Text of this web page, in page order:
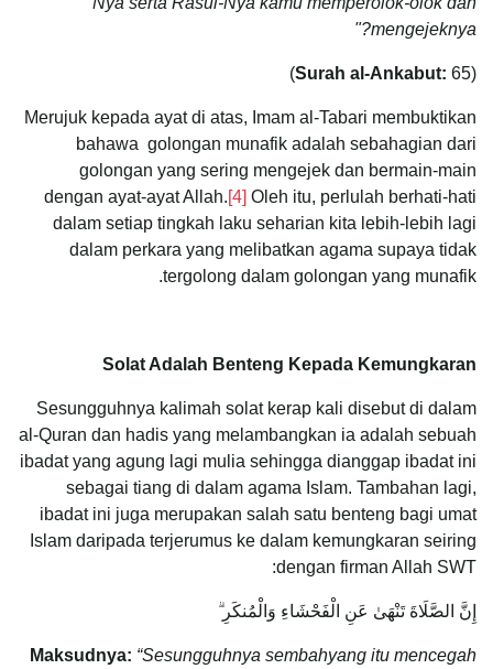
mengejeknya?"
(
Surah al-Ankabut: 65)
Merujuk kepada ayat di atas, Imam al-Tabari membuktikan
bahawa golongan munafik adalah sebahagian dari
golongan yang sering mengejek dan bermain-main
dengan ayat-ayat Allah.[4] Oleh itu, perlulah berhati-hati
dalam setiap tingkah laku seharian kita lebih-lebih lagi
dalam perkara yang melibatkan agama supaya tidak
tergolong dalam golongan yang munafik.
Solat Adalah Benteng Kepada Kemungkaran
Sesungguhnya kalimah solat kerap kali disebut di dalam
al-Quran dan hadis yang melambangkan ia adalah sebuah
ibadat yang agung lagi mulia sehingga dianggap ibadat ini
sebagai tiang di dalam agama Islam. Tambahan lagi,
ibadat ini juga merupakan salah satu benteng bagi umat
Islam daripada terjerumus ke dalam kemungkaran seiring
dengan firman Allah SWT:
إِنَّ الصَّلَاةَ تَنْهَىٰ عَنِ الْفَحْشَاءِ وَالْمُنكَرِ ۗ
Maksudnya: “Sesungguhnya sembahyang itu mencegah